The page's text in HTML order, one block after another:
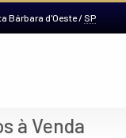
Bárbara d'Oeste / SP
à Venda